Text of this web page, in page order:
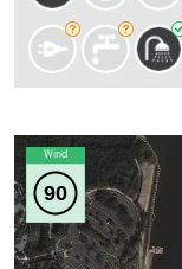
Wind
90